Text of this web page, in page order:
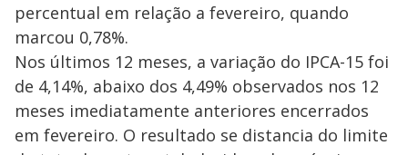
percentual em relação a fevereiro, quando
marcou 0,78%.
Nos últimos 12 meses, a variação do IPCA-15 foi
de 4,14%, abaixo dos 4,49% observados nos 12
meses imediatamente anteriores encerrados
em fevereiro. O resultado se distancia do limite